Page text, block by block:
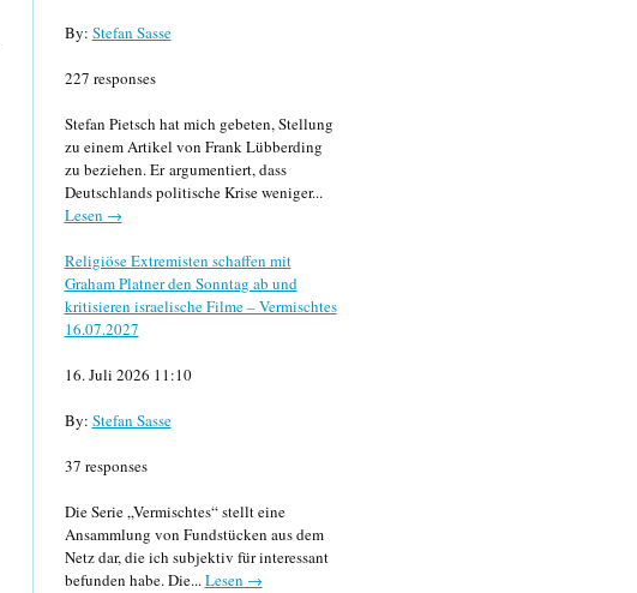
By: Stefan Sasse
227 responses
Stefan Pietsch hat mich gebeten, Stellung
zu einem Artikel von Frank Lübberding
zu beziehen. Er argumentiert, dass
Deutschlands politische Krise weniger...
Lesen →
Religiöse Extremisten schaffen mit
Graham Platner den Sonntag ab und
kritisieren israelische Filme – Vermischtes
16.07.2027
16. Juli 2026 11:10
By: Stefan Sasse
37 responses
Die Serie „Vermischtes“ stellt eine
Ansammlung von Fundstücken aus dem
Netz dar, die ich subjektiv für interessant
befunden habe. Die...Lesen →